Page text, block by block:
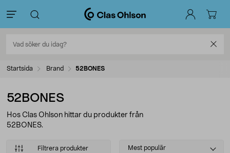
Startsida Brand 52BONES
52BONES
Hos Clas Ohlson hittar du produkter från
52BONES.
Filtrera produkter
Select
Mest populär